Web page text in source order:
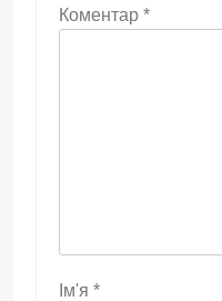
Коментар *
Ім'я *